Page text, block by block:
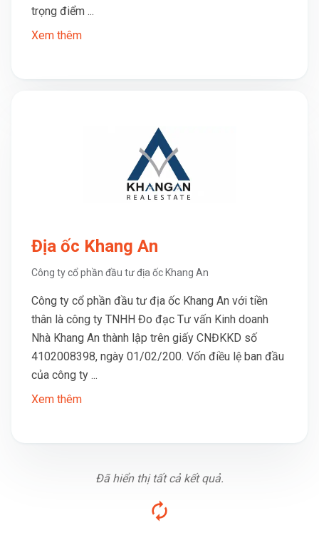
trọng điểm ...
Xem thêm
Địa ốc Khang An
Công ty cổ phần đầu tư địa ốc Khang An
Công ty cổ phần đầu tư địa ốc Khang An với tiền
thân là công ty TNHH Đo đạc Tư vấn Kinh doanh
Nhà Khang An thành lập trên giấy CNĐKKD số
4102008398, ngày 01/02/200. Vốn điều lệ ban đầu
của công ty ...
Xem thêm
Đã hiển thị tất cả kết quả.